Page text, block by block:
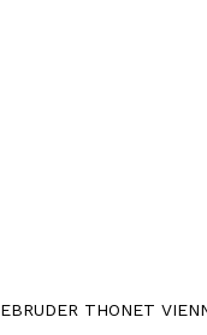
THONET